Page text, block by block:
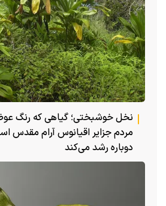
نخل خوشبختی؛ گیاهی که رنگ
مردم جزایر اقیانوس آرام مقدس
دوباره رشد می‌کند